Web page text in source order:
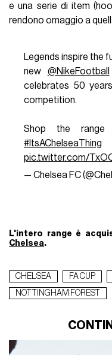
e una serie di item
rendono omaggio a
Legends inspire the
new @NikeFootball
celebrates 50
competition.
Shop the
#ItsAChelseaThing
pic.twitter.com/
— Chelsea FC
L'intero range è
Chelsea.
CHELSEA FA CUP
NOTTINGHAM FOREST